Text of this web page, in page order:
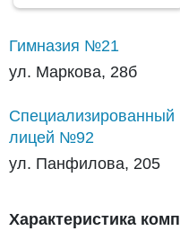
Гимназия №21
ул. Маркова, 28б
Специализированный
лицей №92
ул. Панфилова, 205
Характеристика